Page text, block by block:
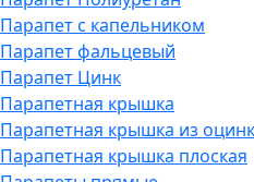
Парапет с капельником
Парапет фальцевый
Парапет Цинк
Парапетная крышка
Парапетная крышка из
Парапетная крышка плоская